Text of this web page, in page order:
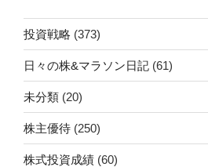
投資戦略 (373)
日々の株&マラソン日記 (61)
未分類 (20)
株主優待 (250)
株式投資成績 (60)